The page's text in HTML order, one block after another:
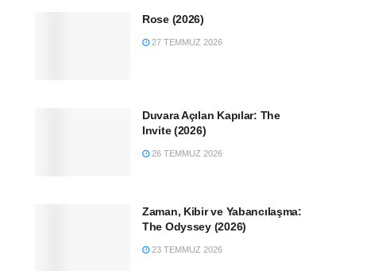
Rose (2026)
27 TEMMUZ 2026
Duvara Açılan Kapılar: The
Invite (2026)
26 TEMMUZ 2026
Zaman, Kibir ve Yabancılaşma:
The Odyssey (2026)
23 TEMMUZ 2026